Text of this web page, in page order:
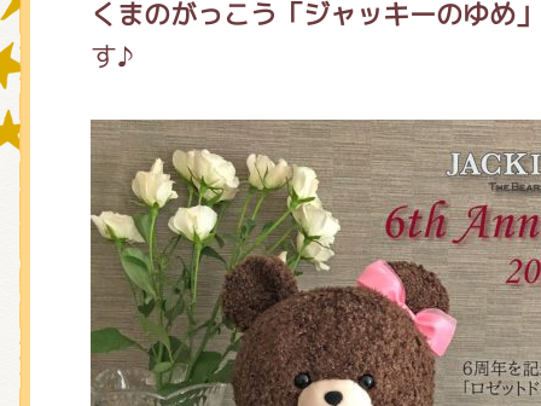
くまのがっこう「ジャッキーのゆめ
す♪
チア ジャッキーズ！
くまのがっこう しょくいんしつ